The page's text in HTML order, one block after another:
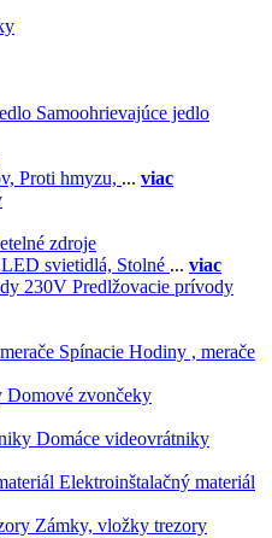
Samoohrievajúce jedlo
Proti hmyzu, ... viac
zdroje
LED svietidlá, Stolné ... viac
Predlžovacie prívody
Spínacie Hodiny , merače
Domové zvončeky
Domáce videovrátniky
Elektroinštalačný materiál
Zámky, vložky trezory